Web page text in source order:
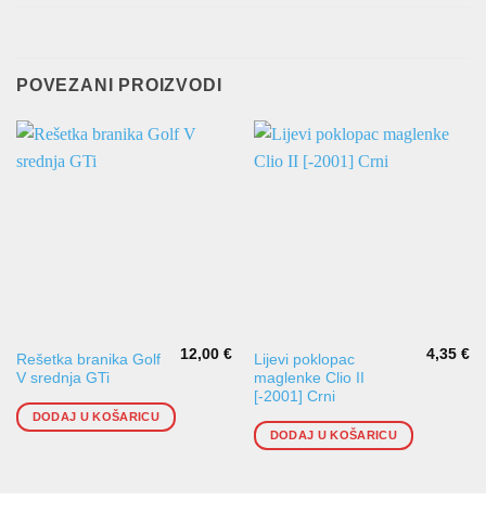
POVEZANI PROIZVODI
Rešetka branika Golf
V srednja GTi
12,00€
DODAJ U KOŠARICU
Lijevi poklopac
maglenke Clio II
[-2001] Crni
4,35€
DODAJ U KOŠARICU